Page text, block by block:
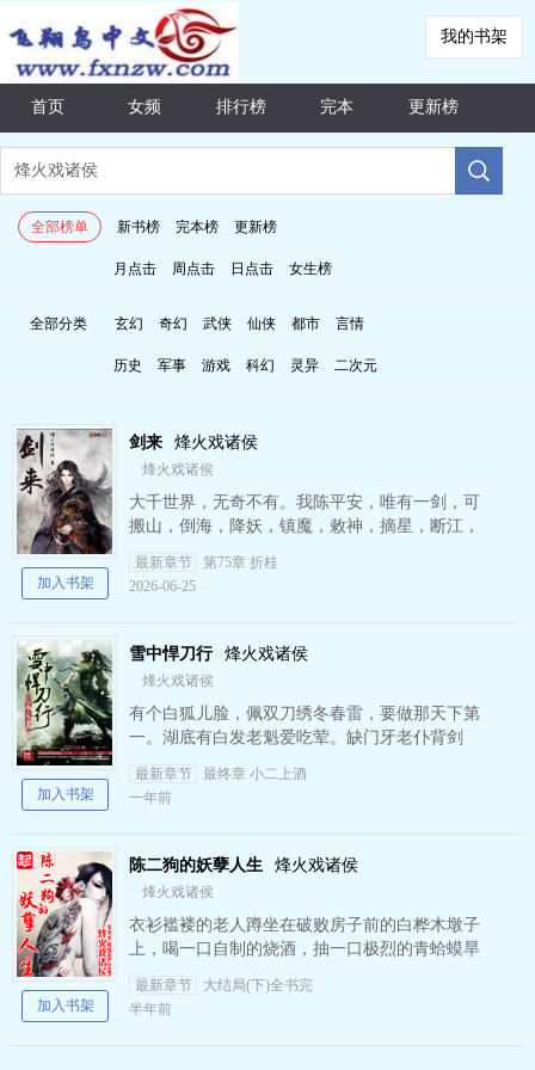
我的书架
首页 女频 排行榜 完本 更新榜
全部榜单 新书榜 完本榜 更新榜
月点击 周点击 日点击 女生榜
全部分类 玄幻 奇幻 武侠 仙侠 都市 言情
历史 军事 游戏 科幻 灵异 二次元
剑来 烽火戏诸侯
烽火戏诸侯
大千世界，无奇不有。我陈平安，唯有一剑，可
搬山，倒海，降妖，镇魔，敕神，摘星，断江，
摧城，开天！————我叫陈平安，平平安安的
平安，我是一名剑客。 …
最新章节
第75章 折桂
2026-06-25
加入书架
雪中悍刀行 烽火戏诸侯
烽火戏诸侯
有个白狐儿脸，佩双刀绣冬春雷，要做那天下第
一。湖底有白发老魁爱吃荤。缺门牙老仆背剑
匣。山上有个骑青牛的年轻师叔祖，不敢下山。
有个骑熊猫扛向日葵不太冷的…
最新章节
最终章 小二上酒
一年前
加入书架
陈二狗的妖孽人生 烽火戏诸侯
烽火戏诸侯
衣衫褴褛的老人蹲坐在破败房子前的白桦木墩子
上，喝一口自制的烧酒，抽一口极烈的青蛤蟆旱
烟，眯起眼睛，望着即将落入长白山脉的夕阳，
朝身旁一个约莫六七岁、正…
最新章节
大结局(下)全书完
半年前
加入书架